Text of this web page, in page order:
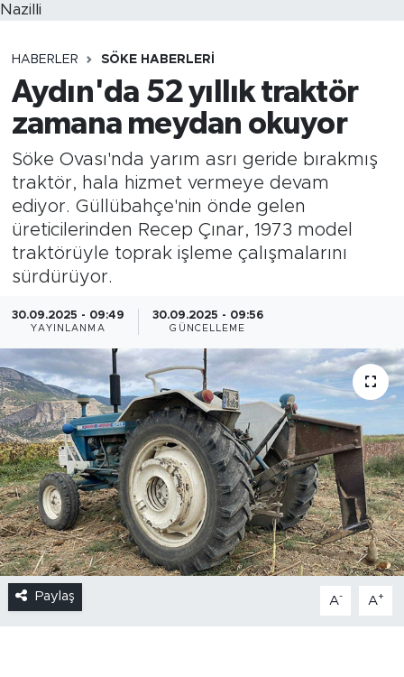
Nazilli
HABERLER SÖKE HABERLERI
Aydın'da 52 yıllık traktör
zamana meydan okuyor
Söke Ovası'nda yarım asrı geride bırakmış
traktör, hala hizmet vermeye devam
ediyor. Güllübahçe'nin önde gelen
üreticilerinden Recep Çınar, 1973 model
traktörüyle toprak işleme çalışmalarını
sürdürüyor.
30.09.2025 - 09:49
YAYINLANMA
30.09.2025 - 09:56
GÜNCELLEME
Paylaş A- A+